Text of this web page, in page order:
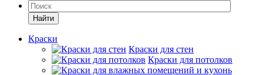
Найти
Краски
Краски для стен
Краски для потолков